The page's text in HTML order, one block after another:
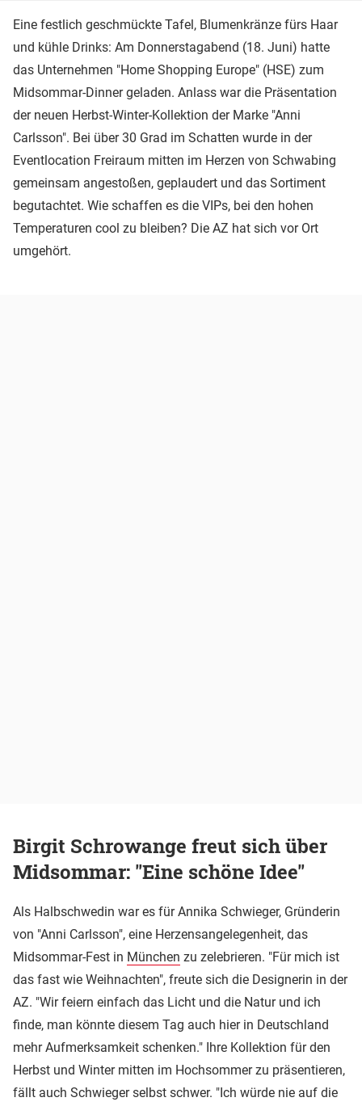
Eine festlich geschmückte Tafel, Blumenkränze fürs Haar
und kühle Drinks: Am Donnerstagabend (18. Juni) hatte
das Unternehmen "Home Shopping Europe" (HSE) zum
Midsommar-Dinner geladen. Anlass war die Präsentation
der neuen Herbst-Winter-Kollektion der Marke "Anni
Carlsson". Bei über 30 Grad im Schatten wurde in der
Eventlocation Freiraum mitten im Herzen von Schwabing
gemeinsam angestoßen, geplaudert und das Sortiment
begutachtet. Wie schaffen es die VIPs, bei den hohen
Temperaturen cool zu bleiben? Die AZ hat sich vor Ort
umgehört.
Birgit Schrowange freut sich über
Midsommar: "Eine schöne Idee"
Als Halbschwedin war es für Annika Schwieger, Gründerin
von "Anni Carlsson", eine Herzensangelegenheit, das
Midsommar-Fest in München zu zelebrieren. "Für mich ist
das fast wie Weihnachten", freute sich die Designerin in der
AZ. "Wir feiern einfach das Licht und die Natur und ich
finde, man könnte diesem Tag auch hier in Deutschland
mehr Aufmerksamkeit schenken." Ihre Kollektion für den
Herbst und Winter mitten im Hochsommer zu präsentieren,
fällt auch Schwieger selbst schwer. "Ich würde nie auf die